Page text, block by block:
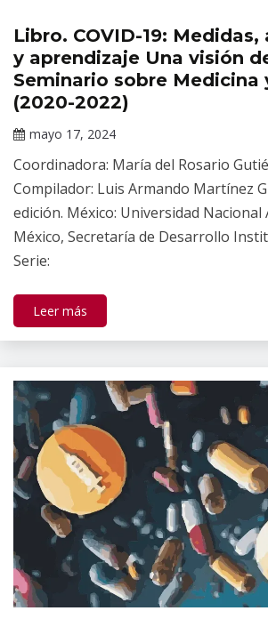
Publicaciones
Libro. COVID-19:
y aprendizaje Una visión
Seminario sobre Medicina
(2020-2022)
mayo 17, 2024
Gallardo
Coordinadora: María del Rosario
Compilador: Luis Armando Martínez
edición. México: Universidad Nacional
México, Secretaría de Desarrollo
Serie:
Leer más